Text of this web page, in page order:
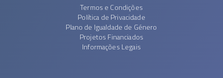
Termos e Condições
Política de Privacidade
Plano de Igualdade de Género
Projetos Financiados
Informações Legais